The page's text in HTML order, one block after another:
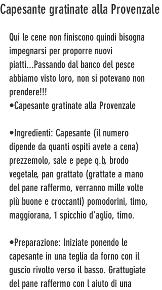
Capesante gratinate alla Provenzale
Qui le cene non finiscono quindi bisogna
impegnarsi per proporre nuovi
piatti...Passando dal banco del pesce
abbiamo visto loro, non si potevano non
prendere!!!
•Capesante gratinate alla Provenzale
•Ingredienti: Capesante (il numero
dipende da quanti ospiti avete a cena)
prezzemolo, sale e pepe q.b, brodo
vegetale, pan grattato (grattate a mano
del pane raffermo, verranno mille volte
più buone e croccanti) pomodorini, timo,
maggiorana, 1 spicchio d'aglio, timo.
•Preparazione: Iniziate ponendo le
capesante in una teglia da forno con il
guscio rivolto verso il basso. Grattugiate
del pane raffermo con l aiuto di una